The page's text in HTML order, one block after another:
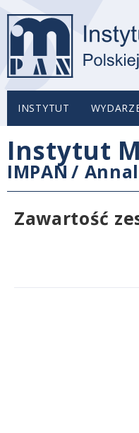
INSTYTUT
Instytut
IMPAN /
Zawartość